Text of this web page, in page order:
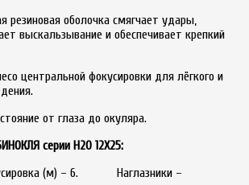
резиновая оболочка смягчает удары,
выскальзывание и обеспечивает крепкий
центральной фокусировки для лёгкого и
от глаза до окуляра.
серии H2O 12X25:
(м) – 6. Наглазники –